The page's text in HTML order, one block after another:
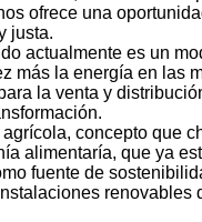
ofrece una
justa.
actualmente es un
la energía en
la venta y
concepto que
alimentaría, que ya
fuente de